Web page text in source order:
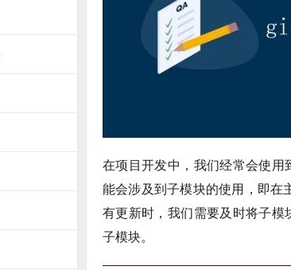
在项目开发中，我们经常会使用
能会涉及到子模块的使用，即在
有更新时，我们需要及时将子
子模块。